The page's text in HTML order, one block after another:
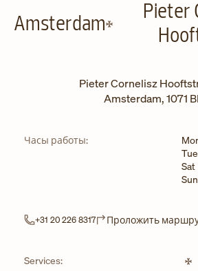
Amsterdam
Pieter
Pieter Cornelisz
Amsterdam,1071
Часы работы:
Sat
Sun
+31 20 226 8317 Проложить
Services: